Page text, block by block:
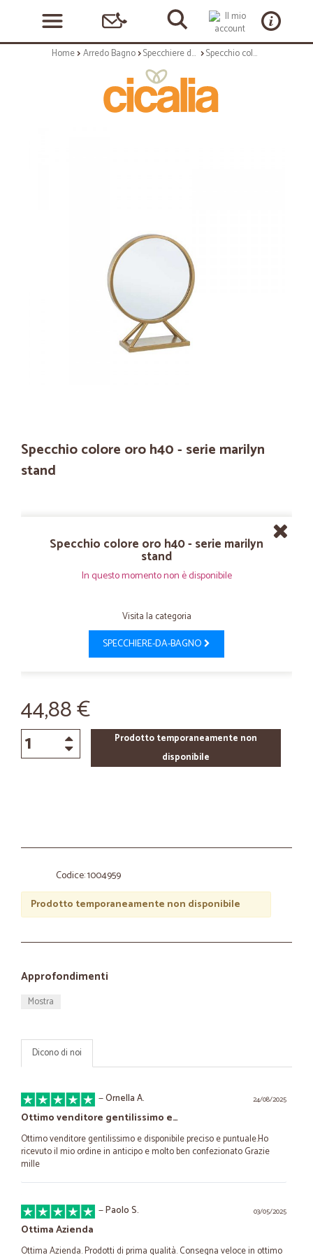
Home Arredo Bagno Specchiere da bagno Specchio colore oro h40 - serie marilyn stand
Specchio colore oro h40 - serie marilyn
stand
Specchio colore oro h40 - serie marilyn
stand
In questo momento non è disponibile
Visita la categoria
SPECCHIERE-DA-BAGNO
44,88 €
Prodotto temporaneamente non
disponibile
Codice: 1004959
Prodotto temporaneamente non disponibile
Approfondimenti
Mostra
Dicono di noi
24/08/2025
—Ornella A.
Ottimo venditore gentilissimo e…
Ottimo venditore gentilissimo e disponibile preciso e puntuale.Ho
ricevuto il mio ordine in anticipo e molto ben confezionato Grazie
mille
03/05/2025
—Paolo S.
Ottima Azienda
Ottima Azienda. Prodotti di prima qualità. Consegna veloce in ottimo